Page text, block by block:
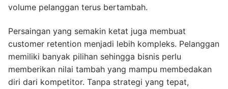
volume pelanggan terus bertambah.
Persaingan yang semakin ketat juga membuat
customer retention menjadi lebih kompleks. Pelanggan
memiliki banyak pilihan sehingga bisnis perlu
memberikan nilai tambah yang mampu membedakan
diri dari kompetitor. Tanpa strategi yang tepat,